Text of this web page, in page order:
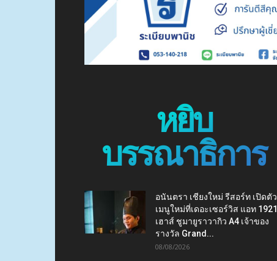
หยิบ
บรรณาธิการ
อนันตรา เชียงใหม่ รีสอร์ท เปิดตัว
เมนูใหม่ที่เดอะเซอร์วิส แอท 1921
เฮาส์ ชูมายูราวากิว A4 เจ้าของ
รางวัล Grand...
08/08/2026